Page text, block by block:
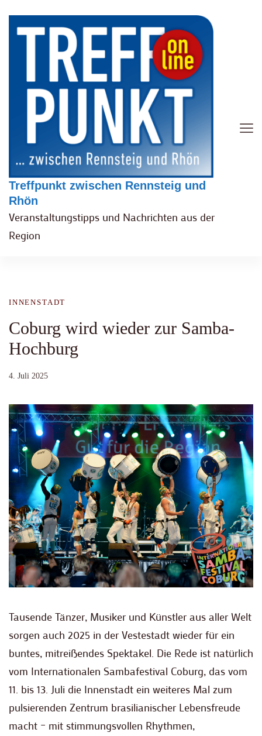
Treffpunkt zwischen Rennsteig und
Rhön
Veranstaltungstipps und Nachrichten aus der
Region
INNENSTADT
Coburg wird wieder zur Samba-
Hochburg
4. Juli 2025
Tausende Tänzer, Musiker und Künstler aus aller Welt
sorgen auch 2025 in der Vestestadt wieder für ein
buntes, mitreißendes Spektakel. Die Rede ist natürlich
vom Internationalen Sambafestival Coburg, das vom
11. bis 13. Juli die Innenstadt ein weiteres Mal zum
pulsierenden Zentrum brasilianischer Lebensfreude
macht – mit stimmungsvollen Rhythmen,